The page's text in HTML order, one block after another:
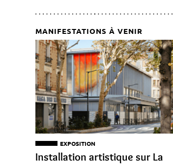
MANIFESTATIONS À VENIR
EXPOSITION
Installation artistique sur La